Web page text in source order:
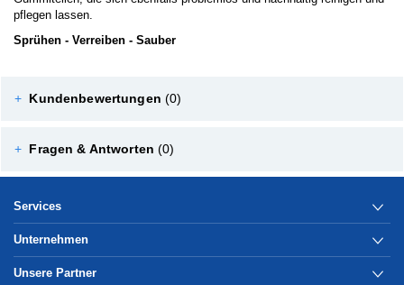
pflegen lassen.
Sprühen - Verreiben - Sauber
+ Kundenbewertungen (0)
+ Fragen & Antworten (0)
Services
Unternehmen
Unsere Partner